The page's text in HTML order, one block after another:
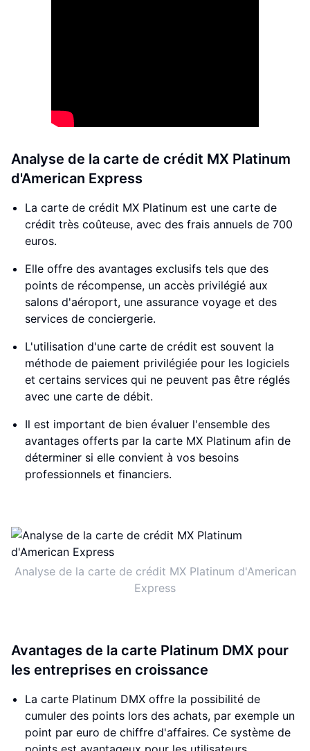
Analyse de la carte de crédit MX Platinum
d'American Express
La carte de crédit MX Platinum est une carte de
crédit très coûteuse, avec des frais annuels de 700
euros.
Elle offre des avantages exclusifs tels que des
points de récompense, un accès privilégié aux
salons d'aéroport, une assurance voyage et des
services de conciergerie.
L'utilisation d'une carte de crédit est souvent la
méthode de paiement privilégiée pour les logiciels
et certains services qui ne peuvent pas être réglés
avec une carte de débit.
Il est important de bien évaluer l'ensemble des
avantages offerts par la carte MX Platinum afin de
déterminer si elle convient à vos besoins
professionnels et financiers.
Analyse de la carte de crédit MX Platinum d'American
Express
Avantages de la carte Platinum DMX pour
les entreprises en croissance
La carte Platinum DMX offre la possibilité de
cumuler des points lors des achats, par exemple un
point par euro de chiffre d'affaires. Ce système de